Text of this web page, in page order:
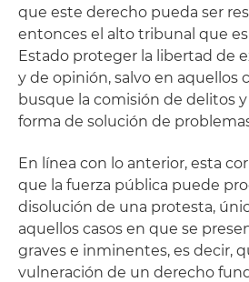
que este derecho pueda ser
entonces el alto tribunal que
Estado proteger la libertad de
y de opinión, salvo en aquellos
busque la comisión de delitos
forma de solución de
En línea con lo anterior, esta
que la fuerza pública puede
disolución de una protesta,
aquellos casos en que se
graves e inminentes, es decir,
vulneración de un derecho